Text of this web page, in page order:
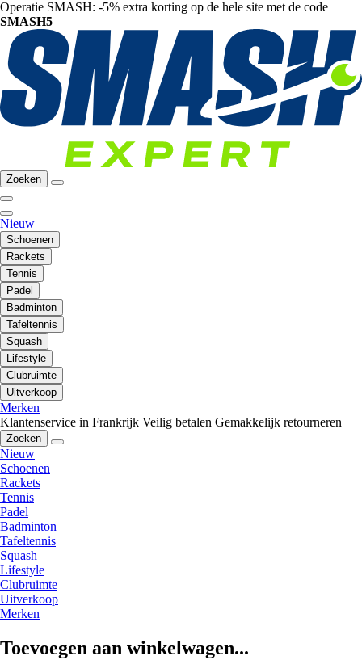
Operatie SMASH: -5% extra korting op de hele site met de code
SMASH5
Zoeken
Nieuw
Schoenen
Rackets
Tennis
Padel
Badminton
Tafeltennis
Squash
Lifestyle
Clubruimte
Uitverkoop
Merken
Klantenservice in Frankrijk Veilig betalen Gemakkelijk retourneren
Zoeken
Nieuw
Schoenen
Rackets
Tennis
Padel
Badminton
Tafeltennis
Squash
Lifestyle
Clubruimte
Uitverkoop
Merken
Toevoegen aan winkelwagen...